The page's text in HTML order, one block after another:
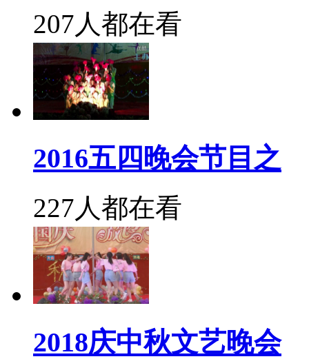
207人都在看
2016五四晚会节目之
227人都在看
2018庆中秋文艺晚会